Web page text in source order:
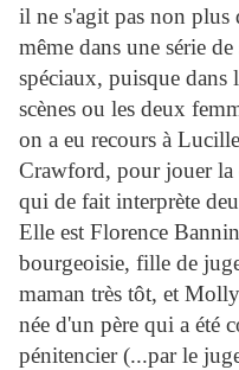
il ne s'agit pas non plus
même dans une série
spéciaux, puisque dans
scènes ou les deux
on a eu recours à
Crawford, pour jouer la
qui de fait interprète
Elle est Florence
bourgeoisie, fille de
maman très tôt, et
née d'un père qui a été
pénitencier (...par le